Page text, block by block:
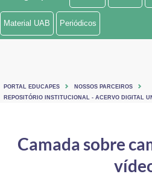
Ministério de Minas e Energia
Ministério do Turismo
Controladoria-Geral da União
Material UAB Periódicos
PORTAL EDUCAPES
NOSSOS PARCEIROS
REPOSITÓRIO INSTITUCIONAL - ACERVO DIGITAL
Camada sobre